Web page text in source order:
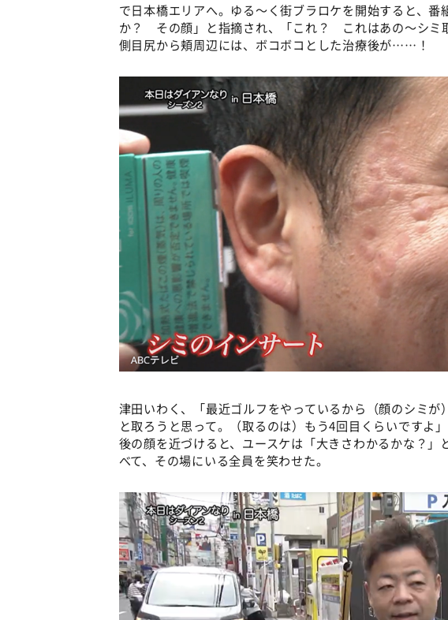
で日本橋エリアへ。ゆる～く街ブラロケを開始すると、番
か？ その顔」と指摘され、「これ？ これはあの～シミ
側目尻から頬周辺には、ボコボコとした治療後が……！
津田いわく、「最近ゴルフをやっているから（顔のシミが
と取ろうと思って。（取るのは）もう4回目くらいですよ
後の顔を近づけると、ユースケは「大きさわかるかな？」
べて、その場にいる全員を笑わせた。